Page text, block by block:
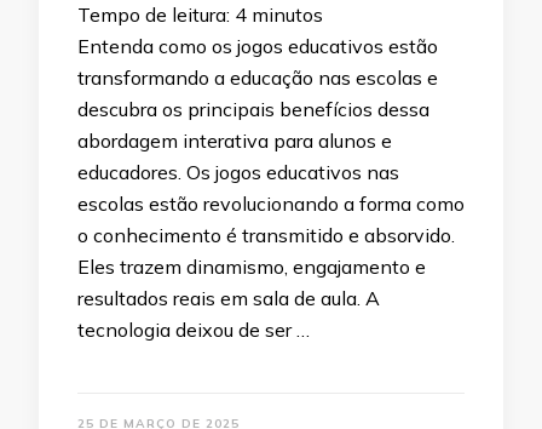
Tempo de leitura: 4 minutos
Entenda como os jogos educativos estão
transformando a educação nas escolas e
descubra os principais benefícios dessa
abordagem interativa para alunos e
educadores. Os jogos educativos nas
escolas estão revolucionando a forma como
o conhecimento é transmitido e absorvido.
Eles trazem dinamismo, engajamento e
resultados reais em sala de aula. A
tecnologia deixou de ser …
25 DE MARÇO DE 2025